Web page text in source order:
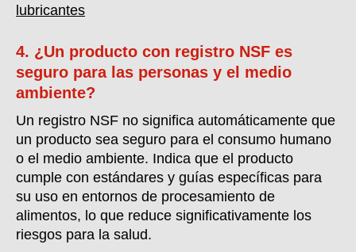
lubricantes
4. ¿Un producto con registro NSF es
seguro para las personas y el medio
ambiente?
Un registro NSF no significa automáticamente que
un producto sea seguro para el consumo humano
o el medio ambiente. Indica que el producto
cumple con estándares y guías específicas para
su uso en entornos de procesamiento de
alimentos, lo que reduce significativamente los
riesgos para la salud.